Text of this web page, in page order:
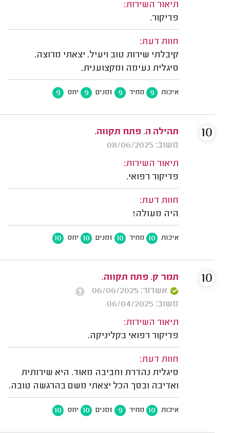
תיאור השירות:
פדיקור.
חוות דעת:
קיבלתי שירות טוב ויעיל. יצאתי מרוצה.
סיגלית נעימה ומקצוענית.
איכות 9 מחיר 9 זמנים 9 יחס 9
תהילה ה. פתח תקווה.
משוב: 08/06/2025
תיאור השירות:
פדיקור רפואי.
חוות דעת:
היה מעולה!
איכות 10 מחיר 10 זמנים 10 יחס 10
10
תמר ק. פתח תקווה.
אשרור: 06/06/2025
משוב: 06/04/2025
תיאור השירות:
פדיקור רפואי בקליניקה.
חוות דעת:
סיגלית נהדרת וחביבה מאוד. היא שירותית
ואדיבה ובסך הכל יצאתי משם בהרגשה טובה.
איכות 10 מחיר 9 זמנים 10 יחס 10
10